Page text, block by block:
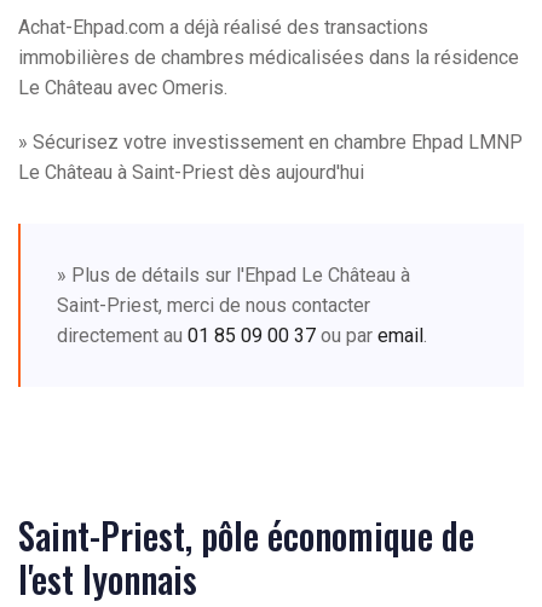
Achat-Ehpad.com a déjà réalisé des transactions
immobilières de chambres médicalisées dans la résidence
Le Château avec Omeris.
» Sécurisez votre investissement en chambre Ehpad LMNP
Le Château à Saint-Priest dès aujourd'hui
» Plus de détails sur l'Ehpad Le Château à
Saint-Priest, merci de nous contacter
directement au 01 85 09 00 37 ou par email
Saint-Priest, pôle économique de
l'est lyonnais